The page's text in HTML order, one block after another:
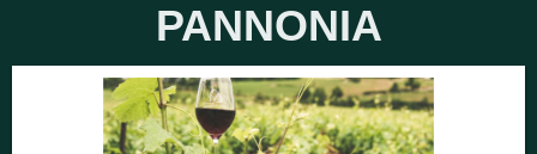
PANNONIA